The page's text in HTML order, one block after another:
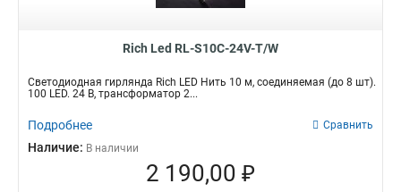
Rich Led RL-S10C-24V-T/W
Светодиодная гирлянда Rich LED Нить 10 м, соединяемая (до 8 шт).
100 LED. 24 B, трансформатор 2...
Подробнее Сравнить
Наличие: В наличии
2 190,00 ₽